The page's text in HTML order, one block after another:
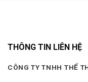
THÔNG TIN LIÊN HỆ
CÔNG TY TNHH THỂ